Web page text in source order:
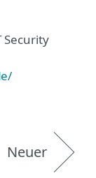
Security
Neuer